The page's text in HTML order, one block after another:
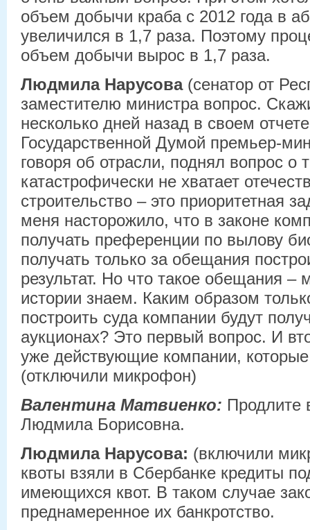
объем добычи краба с 2012 года в
увеличился в 1,7 раза. Поэтому
объем добычи вырос в 1,7 раза.
Людмила Нарусова(сенатор от
заместителю министра вопрос.
несколько дней назад в своем
Государственной Думой премьер-
говоря об отрасли, поднял вопрос о
катастрофически не хватает
строительство – это приоритетная
меня насторожило, что в законе
получать преференции по вылову
получать только за обещания
результат. Но что такое обещания –
истории знаем. Каким образом
построить суда компании будут
аукционах? Это первый вопрос. И
уже действующие компании,
(отключили микрофон)
Валентина Матвиенко: Продлите
Людмила Борисовна.
Людмила Нарусова: (включили
квоты взяли в Сбербанке кредиты
имеющихся квот. В таком случае
преднамеренное их банкротство.